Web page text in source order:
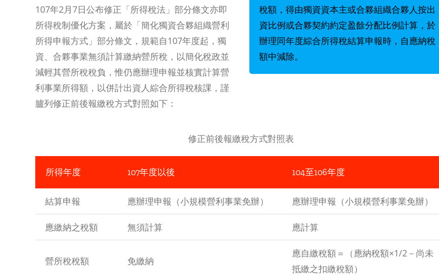
107年2月7日公布修正「所得稅法」部分條文亦即
所得稅制優化方案，屬於「簡化獨資合夥組織營利
所得申報方式」部分條文，規範自107年度起，獨
資、合夥事業無須計算繳納營所稅，以簡化稅政並
減輕其營所稅稅負，惟仍應辦理申報並核實計算營
利事業所得額，以併計出資人綜合所得稅核課，謹
臚列修正前後報繳稅方式對照如下：
稅額，得由獨資資本主或合夥組織合夥人按出
資比例或合夥契約約定盈餘分配比例計算，於
辦理同年度綜合所得稅結算申報時，自應納稅
額中減除。
修正前後報繳稅方式對照表
所得年度 107年度以後 104至106年度
結算申報 應辦理申報（小規模營利事業免辦） 應辦理申報（小規模營利事業免辦）
應繳納之稅額 無須計算 應計算
營所稅稅額 免繳納
應自繳稅額＝（應納稅額×1/2－尚未
抵繳之扣繳稅額）